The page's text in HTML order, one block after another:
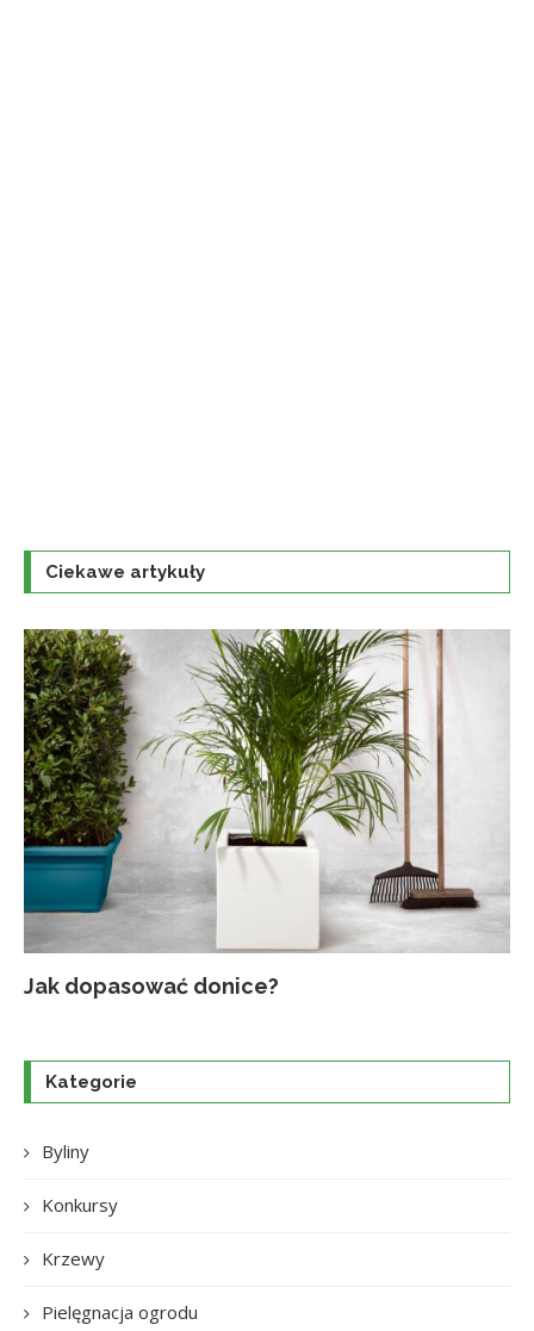
Ciekawe artykuły
Jak dopasować donice?
Kategorie
Byliny
Konkursy
Krzewy
Pielęgnacja ogrodu